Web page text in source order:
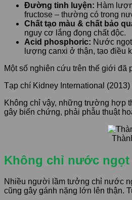
Đường tinh luyện: Hàm
fructose – thường có trong
Chất tạo màu & chất bảo
nguy cơ lắng đọng chất độc.
Acid phosphoric: Nước
lượng canxi ở thận, tạo điều
Một số nghiên cứu trên thế giới
Tạp chí Kidney International (2013)
Không chỉ vậy, những trường hợp
gây biến chứng, phải phẫu thuật
Không chỉ nước ngọt
Nhiều người lầm tưởng chỉ nước
cũng gây gánh nặng lớn lên thận.